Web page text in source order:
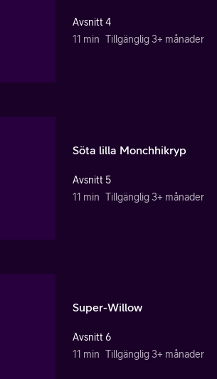
Avsnitt 4
11 min Tillgänglig 3+ månader
Söta lilla Monchhikryp
Avsnitt 5
11 min Tillgänglig 3+ månader
Super-Willow
Avsnitt 6
11 min Tillgänglig 3+ månader